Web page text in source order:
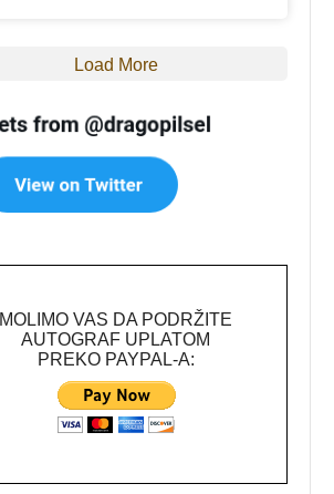
Load More
MOLIMO VAS DA PODRŽITE
AUTOGRAF UPLATOM
PREKO PAYPAL-A: